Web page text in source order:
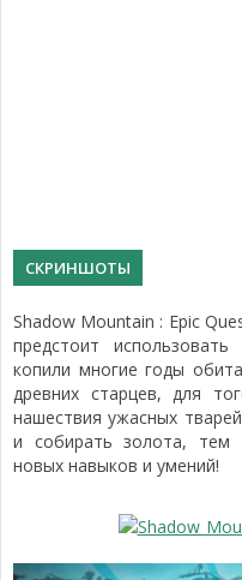
СКРИНШОТЫ
Shadow Mountain : Epic
предстоит
копили многие годы
древних старцев, для
нашествия ужасных
и собирать золота, тем
новых навыков и умений!